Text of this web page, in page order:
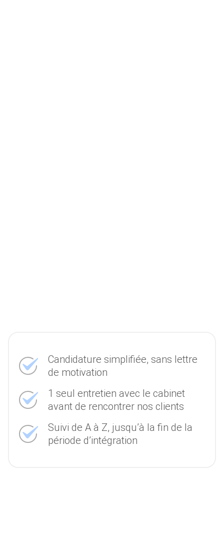
Candidature simplifiée, sans lettre
de motivation
1 seul entretien avec le cabinet
avant de rencontrer nos clients
Suivi de A à Z, jusqu’à la fin de la
période d’intégration